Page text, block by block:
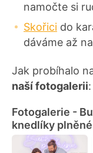
namočte si
Skořici do
dáváme až
Jak probíhalo
naší fotogalerii:
Fotogalerie -
knedlíky